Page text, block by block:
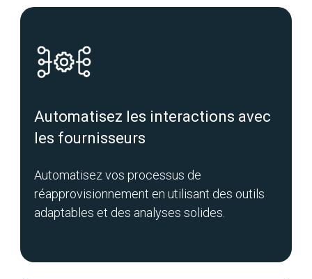
Automatisez les interactions avec
les fournisseurs
Automatisez vos processus de
réapprovisionnement en utilisant des outils
adaptables et des analyses solides.